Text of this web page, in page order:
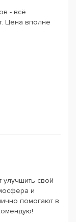
- всё
Цена вполне
улучшить свой
и
помогают в